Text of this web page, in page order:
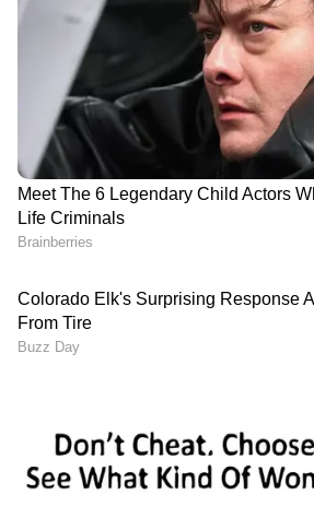
DOWNLOAD APP
RECOMMENDED STORIES
വിമാനത്തിൽ പുക;
അടിയന്തര
ഒഴിപ്പിക്കലിനിടെ